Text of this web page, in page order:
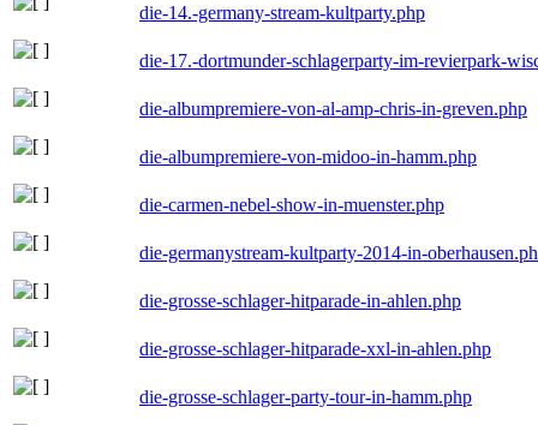
die-14.-germany-stream-kultparty.php
die-17.-dortmunder-schlagerparty-im-revierpark-
die-albumpremiere-von-al-amp-chris-in-greven.php
die-albumpremiere-von-midoo-in-hamm.php
die-carmen-nebel-show-in-muenster.php
die-germanystream-kultparty-2014-in-
die-grosse-schlager-hitparade-in-ahlen.php
die-grosse-schlager-hitparade-xxl-in-ahlen.php
die-grosse-schlager-party-tour-in-hamm.php